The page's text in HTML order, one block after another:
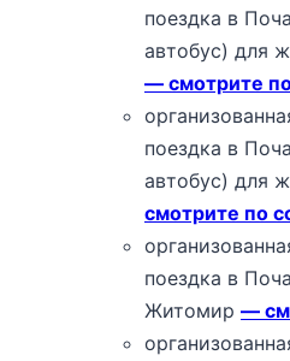
поездка в
автобус) для
— смотрите
поездка в
автобус) для
смотрите по
поездка в
Житомир —